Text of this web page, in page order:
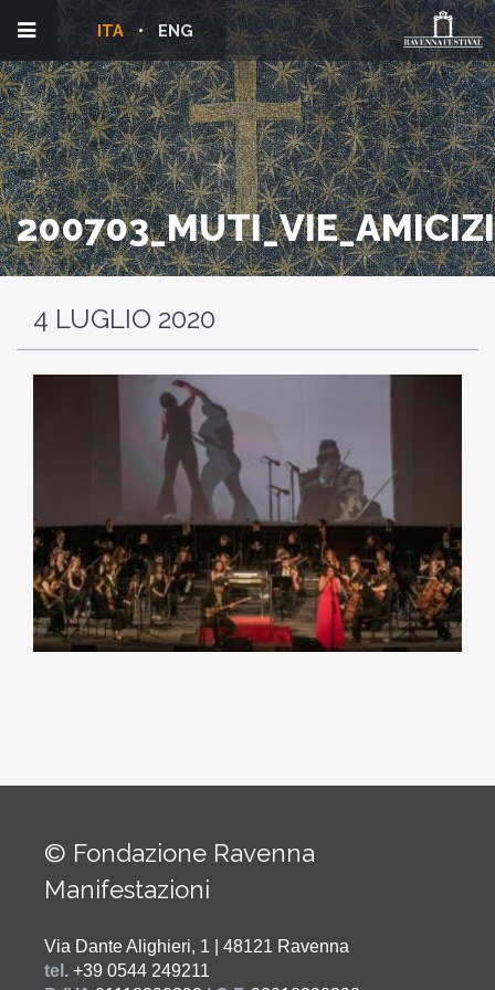
ENG
ITA
4 LUGLIO 2020
© Fondazione Ravenna
Manifestazioni
Via Dante Alighieri, 1 | 48121 Ravenna
tel. +39 0544 249211